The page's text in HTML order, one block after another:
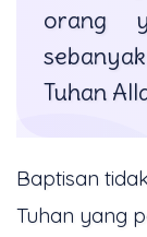
orang
Tuhan
Baptisan
Tuhan yang